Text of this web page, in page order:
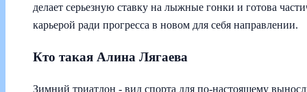
делает серьезную ставку на лыжные гонки и готова
карьерой ради прогресса в новом для себя направлении.
Кто такая Алина Лягаева
Зимний триатлон - вид спорта для по‑настоящему